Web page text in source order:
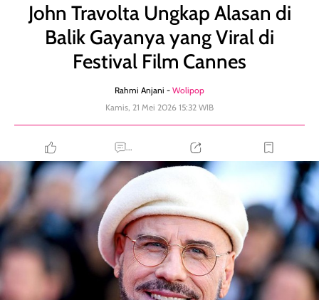
John Travolta Ungkap Alasan di
Balik Gayanya yang Viral di
Festival Film Cannes
Rahmi Anjani - Wolipop
Kamis, 21 Mei 2026 15:32 WIB
...